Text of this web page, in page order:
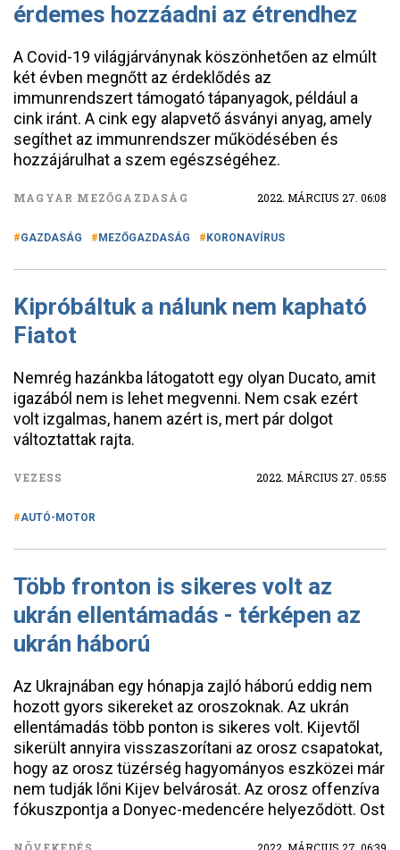
érdemes hozzáadni az étrendhez
A Covid-19 világjárványnak köszönhetően az elmúlt
két évben megnőtt az érdeklődés az
immunrendszert támogató tápanyagok, például a
cink iránt. A cink egy alapvető ásványi anyag, amely
segíthet az immunrendszer működésében és
hozzájárulhat a szem egészségéhez.
MAGYAR MEZŐGAZDASÁG 2022. MÁRCIUS 27. 06:08
GAZDASÁG MEZŐGAZDASÁG KORONAVÍRUS
Kipróbáltuk a nálunk nem kapható
Fiatot
Nemrég hazánkba látogatott egy olyan Ducato, amit
igazából nem is lehet megvenni. Nem csak ezért
volt izgalmas, hanem azért is, mert pár dolgot
változtattak rajta.
VEZESS 2022. MÁRCIUS 27. 05:55
AUTÓ-MOTOR
Több fronton is sikeres volt az
ukrán ellentámadás - térképen az
ukrán háború
Az Ukrajnában egy hónapja zajló háború eddig nem
hozott gyors sikereket az oroszoknak. Az ukrán
ellentámadás több ponton is sikeres volt. Kijevtől
sikerült annyira visszaszorítani az orosz csapatokat,
hogy az orosz tüzérség hagyományos eszközei már
nem tudják lőni Kijev belvárosát. Az orosz offenzíva
fókuszpontja a Donyec-medencére helyeződött. Ost